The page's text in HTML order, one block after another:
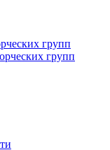
групп
групп